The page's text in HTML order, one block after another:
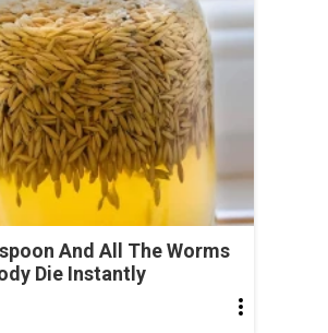
And All The Worms
Die Instantly